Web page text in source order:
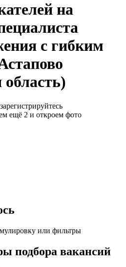
на
с гибким
ещё 2 и откроем фото
или фильтры
подбора вакансий